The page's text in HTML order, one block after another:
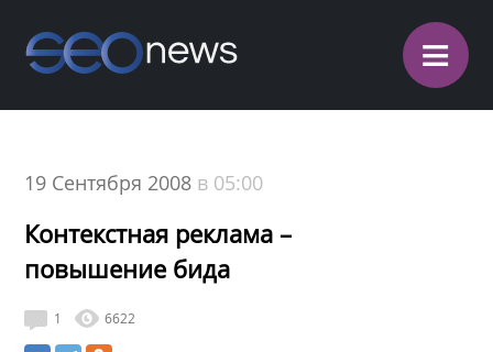
≡
19 Сентября 2008 в 05:00
Контекстная реклама –
повышение бида
1 6622